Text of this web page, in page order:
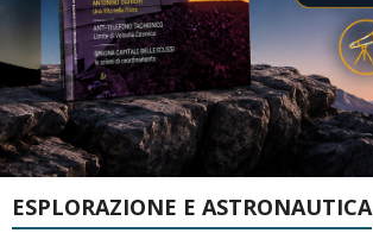
ESPLORAZIONE E ASTRONAUTICA